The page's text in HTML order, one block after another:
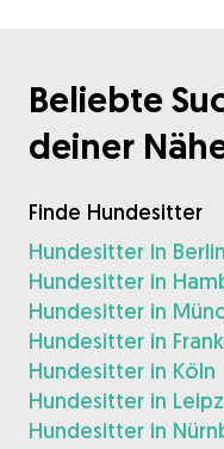
Beliebte
deiner
Finde Hundesitter
Hundesitter in Berlin
Hundesitter in
Hundesitter in
Hundesitter in
Hundesitter in Köln
Hundesitter in
Hundesitter in